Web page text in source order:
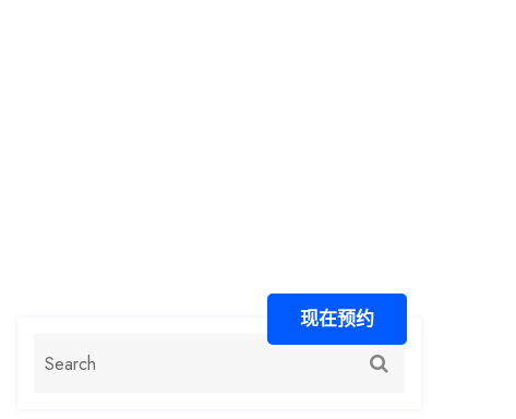
现在预约